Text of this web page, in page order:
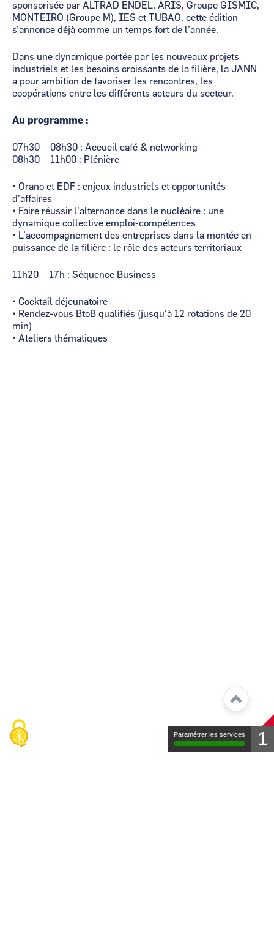
sponsorisée par ALTRAD ENDEL, ARIS, Groupe GISMIC,
MONTEIRO (Groupe M), IES et TUBAO, cette édition
s’annonce déjà comme un temps fort de l’année.
Dans une dynamique portée par les nouveaux projets
industriels et les besoins croissants de la filière, la JANN
a pour ambition de favoriser les rencontres, les
coopérations entre les différents acteurs du secteur.
Au programme :
07h30 – 08h30 : Accueil café & networking
08h30 – 11h00 : Plénière
• Orano et EDF : enjeux industriels et opportunités
d’affaires
• Faire réussir l'alternance dans le nucléaire : une
dynamique collective emploi-compétences
• L’accompagnement des entreprises dans la montée en
puissance de la filière : le rôle des acteurs territoriaux
11h20 – 17h : Séquence Business
• Cocktail déjeunatoire
• Rendez-vous BtoB qualifiés (jusqu'à 12 rotations de 20
min)
• Ateliers thématiques
Paramétrer les services 1